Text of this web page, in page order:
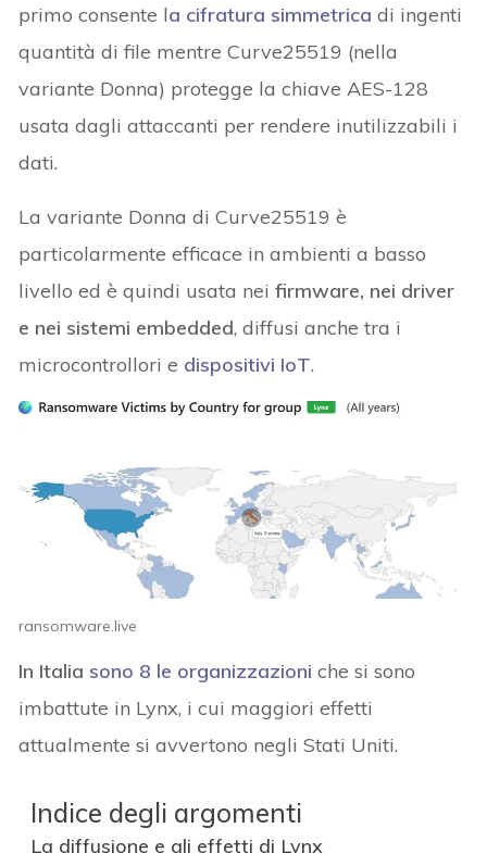
primo consente la cifratura simmetrica di ingenti
quantità di file mentre Curve25519 (nella
variante Donna) protegge la chiave AES-128
usata dagli attaccanti per rendere inutilizzabili i
dati.
La variante Donna di Curve25519 è
particolarmente efficace in ambienti a basso
livello ed è quindi usata neifirmware, nei driver
e nei sistemi embedded, diffusi anche tra i
microcontrollori e dispositivi IoT.
ransomware.live
In Italia sono 8 le organizzazioni che si sono
imbattute in Lynx, i cui maggiori effetti
attualmente si avvertono negli Stati Uniti.
Indice degli argomenti
La diffusione e gli effetti di Lynx